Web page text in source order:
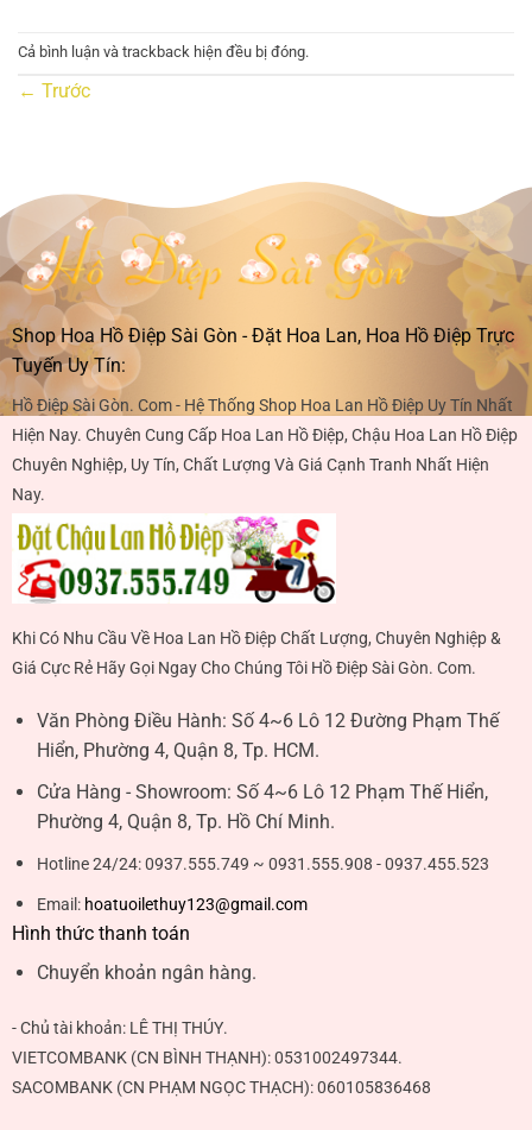
Cả bình luận và trackback hiện đều bị đóng.
← Trước
Shop Hoa Hồ Điệp Sài Gòn - Đặt Hoa Lan, Hoa Hồ Điệp Trực
Tuyến Uy Tín:
Hồ Điệp Sài Gòn. Com - Hệ Thống Shop Hoa Lan Hồ Điệp Uy Tín Nhất
Hiện Nay. Chuyên Cung Cấp Hoa Lan Hồ Điệp, Chậu Hoa Lan Hồ Điệp
Chuyên Nghiệp, Uy Tín, Chất Lượng Và Giá Cạnh Tranh Nhất Hiện
Nay.
Khi Có Nhu Cầu Về Hoa Lan Hồ Điệp Chất Lượng, Chuyên Nghiệp &
Giá Cực Rẻ Hãy Gọi Ngay Cho Chúng Tôi Hồ Điệp Sài Gòn. Com.
Văn Phòng Điều Hành: Số 4~6 Lô 12 Đường Phạm Thế
Hiển, Phường 4, Quận 8, Tp. HCM.
Cửa Hàng - Showroom: Số 4~6 Lô 12 Phạm Thế Hiển,
Phường 4, Quận 8, Tp. Hồ Chí Minh.
Hotline 24/24:0937.555.749 ~ 0931.555.908 - 0937.455.523
Email: hoatuoilethuy123@gmail.com
Hình thức thanh toán
Chuyển khoản ngân hàng.
- Chủ tài khoản: LÊ THỊ THÚY.
VIETCOMBANK (CN BÌNH THẠNH):0531002497344.
SACOMBANK (CN PHẠM NGỌC THẠCH):060105836468